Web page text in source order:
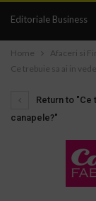
Editoriale Business
Home Afaceri si
Ce trebuie sa ai in
Return to "Ce
canapele?"